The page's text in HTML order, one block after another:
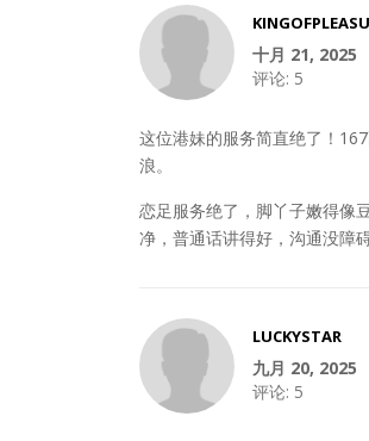
十月 21, 2025
评论: 5
这位港妹的服务简直绝了！
浪。
恋足服务绝了，脚丫子嫩得像
净，普通话讲得好，沟通没障
LUCKYSTAR
九月 20, 2025
评论: 5